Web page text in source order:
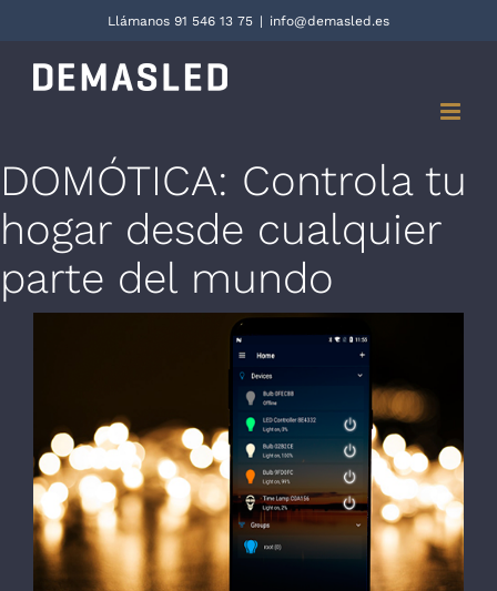
contenido
Llámanos 91 546 13 75 | info@demasled.es
DOMÓTICA: Controla tu
hogar desde cualquier
parte del mundo
grande